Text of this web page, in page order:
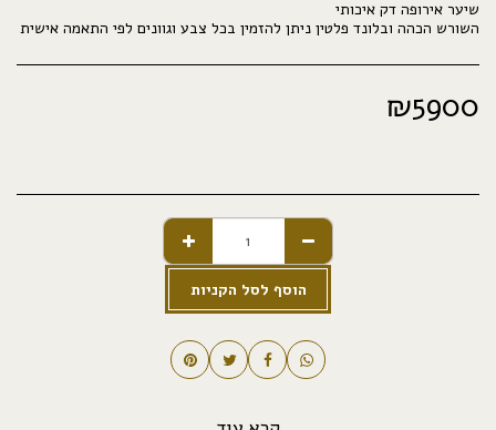
השורש הכהה ובלונד פלטין ניתן להזמין בכל צבע וגוונים לפי התאמה אישית
₪5900
הוסף לסל הקניות